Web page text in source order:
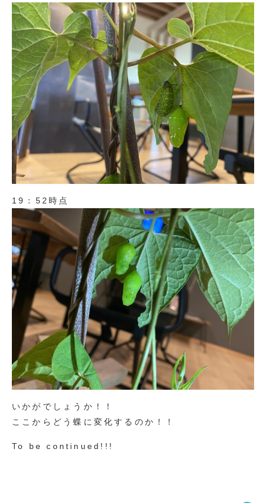
19：52時点
いかがでしょうか！！
ここからどう蝶に変化するのか！！
To be continued!!!